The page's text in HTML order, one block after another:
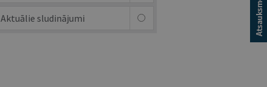
Aktuālie sludinājumi